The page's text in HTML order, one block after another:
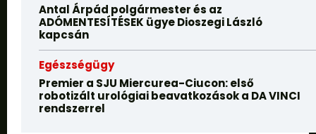
Antal Árpád polgármester és az
ADÓMENTESÍTÉSEK ügye Dioszegi László
kapcsán
Egészségügy
Premier a SJU Miercurea-Ciucon: első
robotizált urológiai beavatkozások a DA VINCI
rendszerrel